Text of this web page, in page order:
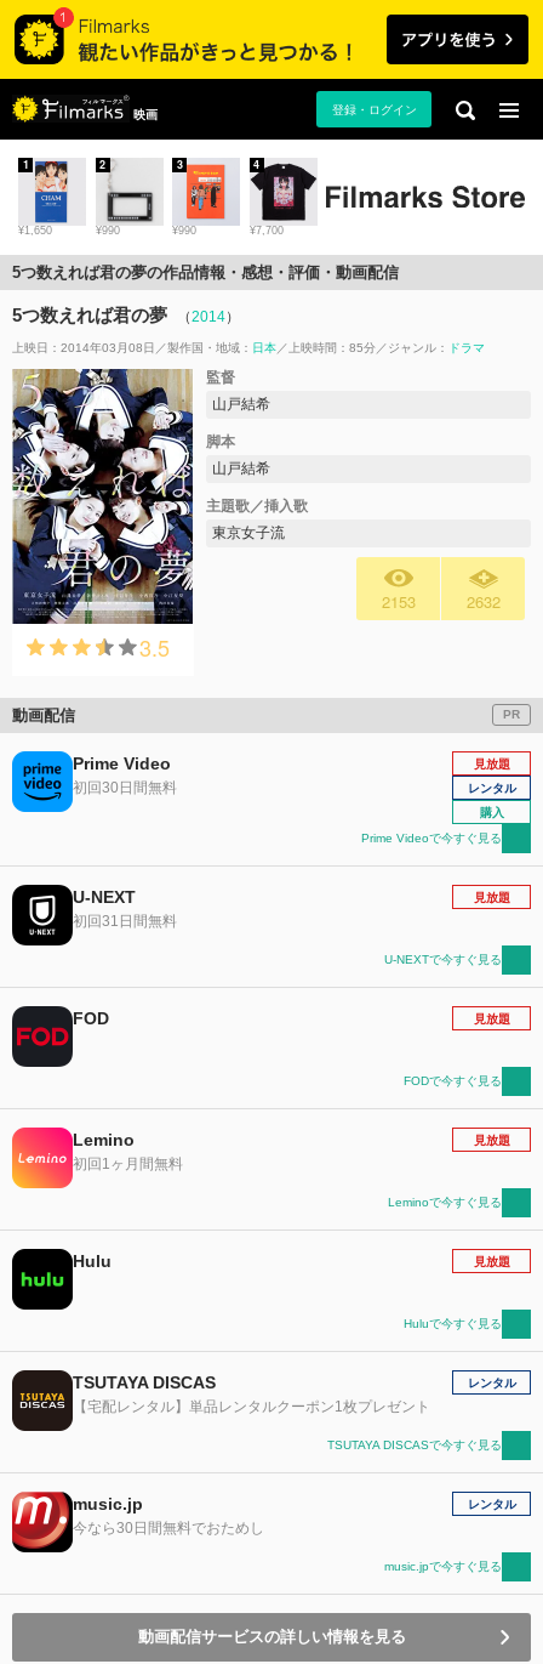
映画 登録・ログイン
¥1,650
1
¥990
2
¥990
3
¥7,700
4
5つ数えれば君の夢の作品情報・感想・評価・動画配信
5つ数えれば君の夢 （2014）
上映日：2014年03月08日 製作国・地域： 日本 上映時間：85分 ジャンル： ドラマ
3.5
監督
山戸結希
脚本
山戸結希
主題歌／挿入歌
東京女子流
2153 2632
動画配信 PR
Prime Video
初回30日間無料
見放題
レンタル
購入
Prime Videoで今すぐ見る
U-NEXT
初回31日間無料
見放題
U-NEXTで今すぐ見る
FOD 見放題
FODで今すぐ見る
Lemino
初回1ヶ月間無料
見放題
Leminoで今すぐ見る
Hulu 見放題
Huluで今すぐ見る
TSUTAYA DISCAS
【宅配レンタル】単品レンタルクーポン1枚プレゼント
レンタル
TSUTAYA DISCASで今すぐ見る
music.jp
今なら30日間無料でおためし
レンタル
music.jpで今すぐ見る
動画配信サービスの詳しい情報を見る